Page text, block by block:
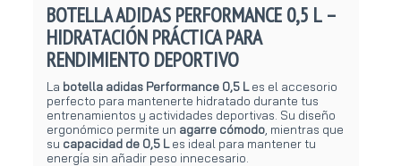
BOTELLA ADIDAS PERFORMANCE 0,5 L –
HIDRATACIÓN PRÁCTICA PARA
RENDIMIENTO DEPORTIVO
La botella adidas Performance 0,5 Les el accesorio
perfecto para mantenerte hidratado durante tus
entrenamientos y actividades deportivas. Su diseño
ergonómico permite un agarre cómodo , mientras que
su capacidad de 0,5 Les ideal para mantener tu
energía sin añadir peso innecesario.